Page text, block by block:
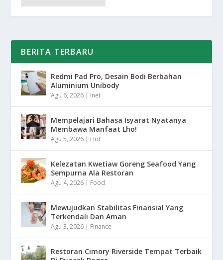
BERITA TERBARU
Redmi Pad Pro, Desain Bodi Berbahan
Aluminium Unibody
Agu 6, 2026 | Inet
Mempelajari Bahasa Isyarat Nyatanya
Membawa Manfaat Lho!
Agu 5, 2026 | Hot
Kelezatan Kwetiaw Goreng Seafood Yang
Sempurna Ala Restoran
Agu 4, 2026 | Food
Mewujudkan Stabilitas Finansial Yang
Terkendali Dan Aman
Agu 3, 2026 | Finance
Restoran Cimory Riverside Tempat Terbaik